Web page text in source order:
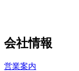
会社情報
営業案内